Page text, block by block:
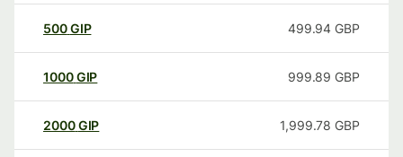
500GIP 499.94 GBP
1000GIP 999.89 GBP
2000GIP 1,999.78 GBP